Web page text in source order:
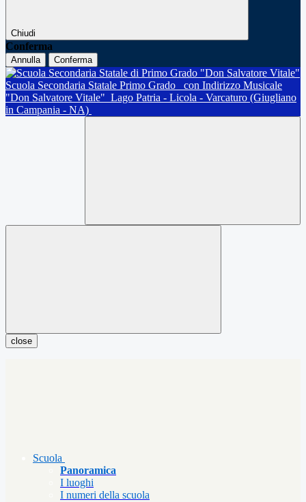
Chiudi
Conferma
Annulla Conferma
Scuola Secondaria Statale Primo Grado
con Indirizzo Musicale
"Don Salvatore Vitale" Lago Patria - Licola - Varcaturo (Giugliano
in Campania - NA)
close
Scuola
Panoramica
I luoghi
I numeri della scuola